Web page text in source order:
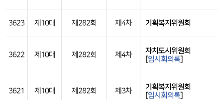
3623 제10대 제282회 제4차 기획복지위원회
3622 제10대 제282회 제4차
자치도시위원회
[임시회의록]
3621 제10대 제282회 제3차
기획복지위원회
[임시회의록]